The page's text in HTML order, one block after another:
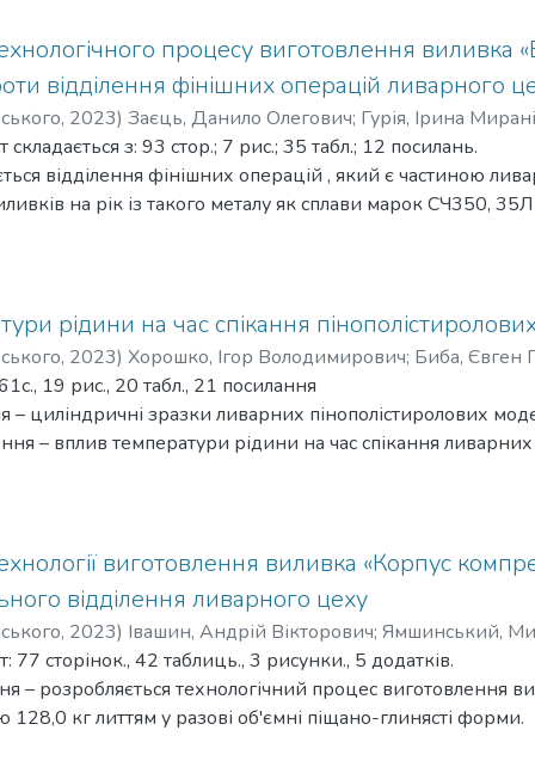
виливка.
– розробили технологію виготовлення литої деталі,
очисного відділення та розрахунок
роботи можуть бути впровадженні при виробництві
випуску.
– хімічне машинобудування.
процесу виготовлення виливка
відділення фінішних операцій ливарного
, 2023) Заєць, Данило Олегович; Гурія, Ірина
з: 93 стор.; 7 рис.; 35 табл.; 12 посилань.
відділення фінішних операцій , який є частиною
на рік із такого металу як сплави марок СЧ350,
виготовлення виливка «Бойок буфера» зі сталі
виливки "Бойок буфера" для лиття за
планування відділення фінішних операцій та ливарного
було проведено аналіз потреби устаткування,
факторів.
заробітної плати для основних та допоміжних
та енергетичних ресурсів, які використовуються
екологічності навколишнього середовища. Для
устаткування та притяжні витяжки в конструкції
рідини на час спікання
, 2023) Хорошко, Ігор Володимирович; Биба, Євген
19 рис., 20 табл., 21 посилання
– циліндричні зразки ливарних пінополістиролових
– вплив температури рідини на час спікання ливарних
технологічних особливостей спікання моделей в
– обробка результатів проводилась аналітичними
– досліджено та порівняно вплив температури рідкого
перегрітої пари.
– лабораторні випробування.
– металургія, машинобудування, тощо.
щодо розвитку об’єкта дослідження – збільшення
моделей за рахунок скорочення часу їх
виготовлення виливка «Корпус
відділення ливарного цеху
, 2023) Івашин, Андрій Вікторович; Ямшинський,
сторінок., 42 таблиць., 3 рисунки., 5 додатків.
– розробляється технологічний процес виготовлення
128,0 кг литтям у разові об'ємні піщано-глинясті форми.
– технологія ливарної форми, організація роботи